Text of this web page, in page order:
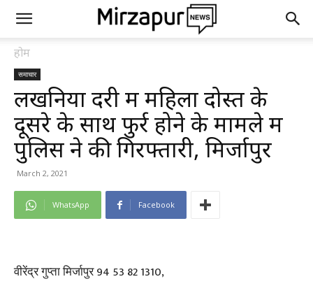
होम
समाचार
लखनिया दरी में महिला दोस्त के
दूसरे के साथ फुर्र होने के मामले में
पुलिस ने की गिरफ्तारी, मिर्जापुर
March 2, 2021
WhatsApp Facebook
वीरेंद्र गुप्ता मिर्जापुर 94 53 82 1310,